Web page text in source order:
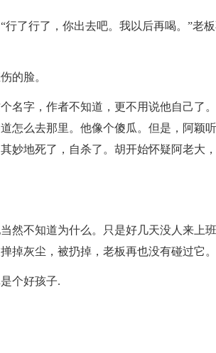
了行了，你出去吧。我以后再喝。”老板
的脸。
名字，作者不知道，更不用说他自己了
怎么去那里。他像个傻瓜。但是，阿颖
妙地死了，自杀了。胡开始怀疑阿老大
然不知道为什么。只是好几天没人来上
掉灰尘，被扔掉，老板再也没有碰过它。
个好孩子.